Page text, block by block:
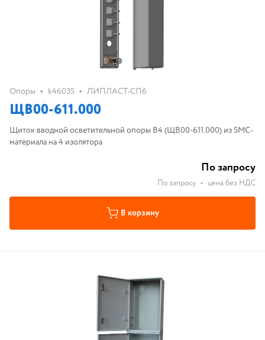
Опоры • k46035 • ЛИПЛАСТ-СПб
ЩВ00-611.000
Щиток вводной осветительной опоры B4 (ЩВ00-611.000) из SMC-
материала на 4 изолятора
По запросу
По запросу • цена без НДС
В корзину